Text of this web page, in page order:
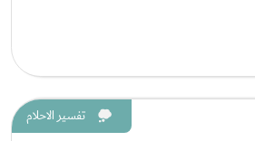
تفسير الاحلام